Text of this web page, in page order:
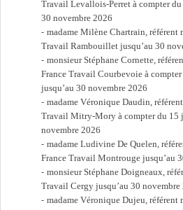
Travail Levallois-Perret à compter
30 novembre 2026
madame Milène Chartrain, référent
Travail Rambouillet jusqu’au 30
monsieur Stéphane Cornette,
France Travail Courbevoie à
jusqu’au 30 novembre 2026
madame Véronique Daudin,
Travail Mitry-Mory à compter du 15
novembre 2026
madame Ludivine De Quelen,
France Travail Montrouge jusqu’au
monsieur Stéphane Doigneaux,
Travail Cergy jusqu’au 30 novembre
madame Véronique Dujeu, référent